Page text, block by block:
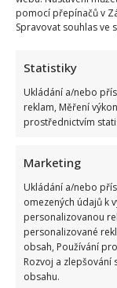
pomocí přepínačů v
Spravovat souhlas ve
Statistiky
Ukládání a/nebo
reklam, Měření
prostřednictvím
Marketing
Ukládání a/nebo
omezených údajů k
personalizovanou
personalizované
obsah, Používání
Rozvoj a zlepšování
obsahu.
v
červeném
kostýmku
s
ragbistkami:
Její
outfit
ohromil
i
stylistku
Kate a William
Rok 2025
Lenka
Princezna Kate
osobním
dosud neviděné